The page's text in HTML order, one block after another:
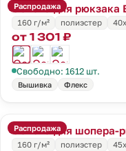
Распродажа
Основа для рюкзака
160 г/м²
полиэстер
от 1 301 ₽
Свободно: 1612 шт.
Вышивка Флекс
Распродажа
Основа для шопера-
160 г/м²
полиэстер